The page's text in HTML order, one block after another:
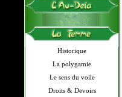
Historique
La polygamie
Le sens du voile
Droits & Devoirs